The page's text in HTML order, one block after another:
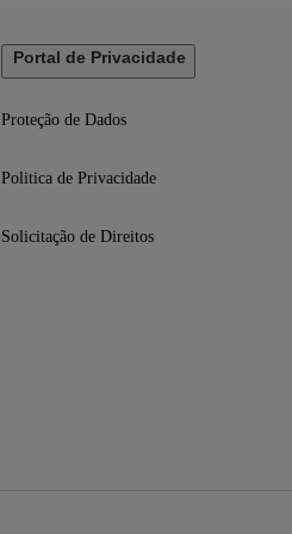
Portal de Privacidade
Proteção de Dados
Politica de Privacidade
Solicitação de Direitos